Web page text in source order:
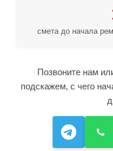
смета до начала
Позвоните нам
подскажем, с чего